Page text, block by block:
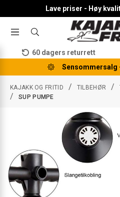
Lave priser - Høy
TOGGLESØK
KATEGORI,
MERKE
60 dagers returrett
Sensommersalg
KAJAKK OG FRITID / TILBEHØR /
/ SUP PUMPE